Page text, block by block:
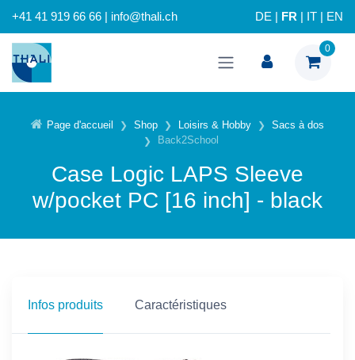
+41 41 919 66 66 | info@thali.ch DE FR IT EN
0
Page d'accueil Shop Loisirs & Hobby
Sacs à dos
Back2School
Case Logic LAPS Sleeve
w/pocket PC [16 inch] - black
Infos produits Caractéristiques